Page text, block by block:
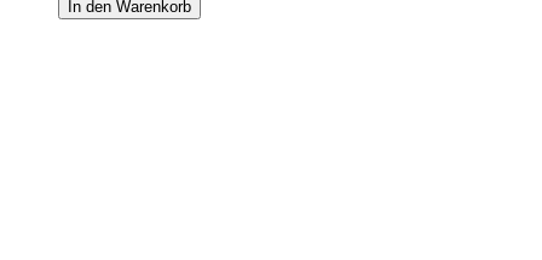
In den Warenkorb